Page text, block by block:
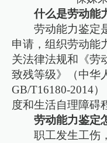
什么是劳动能
劳动能力鉴定
申请，组织劳动能
关法律法规和《劳
致残等级》（中华
GB/T16180-2014
度和生活自理障碍
劳动能力鉴定
职工发生工伤